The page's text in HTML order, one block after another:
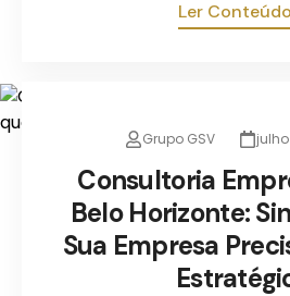
Ler Conteúdo
Grupo GSV julho
Consultoria
Belo Horizonte:
Sua Empresa